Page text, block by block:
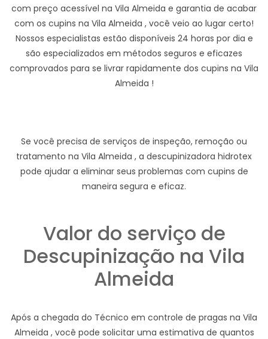
com preço acessível na Vila Almeida e garantia de acabar
com os cupins na Vila Almeida , você veio ao lugar certo!
Nossos especialistas estão disponíveis 24 horas por dia e
são especializados em métodos seguros e eficazes
comprovados para se livrar rapidamente dos cupins na Vila
Almeida !
Se você precisa de serviços de inspeção, remoção ou
tratamento na Vila Almeida , a descupinizadora hidrotex
pode ajudar a eliminar seus problemas com cupins de
maneira segura e eficaz.
Valor do serviço de
Descupinização na Vila
Almeida
Após a chegada do Técnico em controle de pragas na Vila
Almeida , você pode solicitar uma estimativa de quantos